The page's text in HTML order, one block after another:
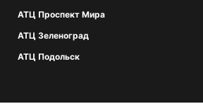
АТЦ Проспект Мира
АТЦ Зеленоград
АТЦ Подольск